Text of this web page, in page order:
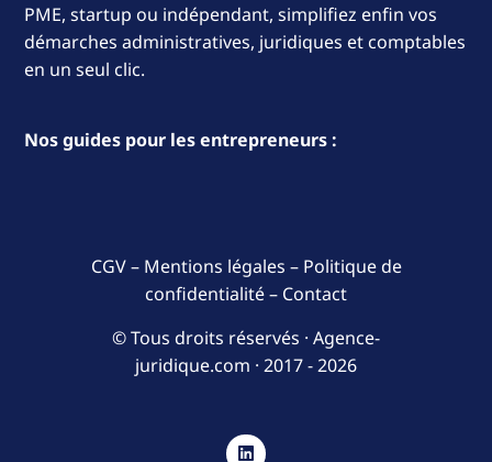
PME, startup ou indépendant, simplifiez enfin vos
démarches administratives, juridiques et comptables
en un seul clic.
Nos guides pour les entrepreneurs :
CGV– Mentions légales – Politique de
confidentialité– Contact
© Tous droits réservés · Agence-
juridique.com · 2017 - 2026